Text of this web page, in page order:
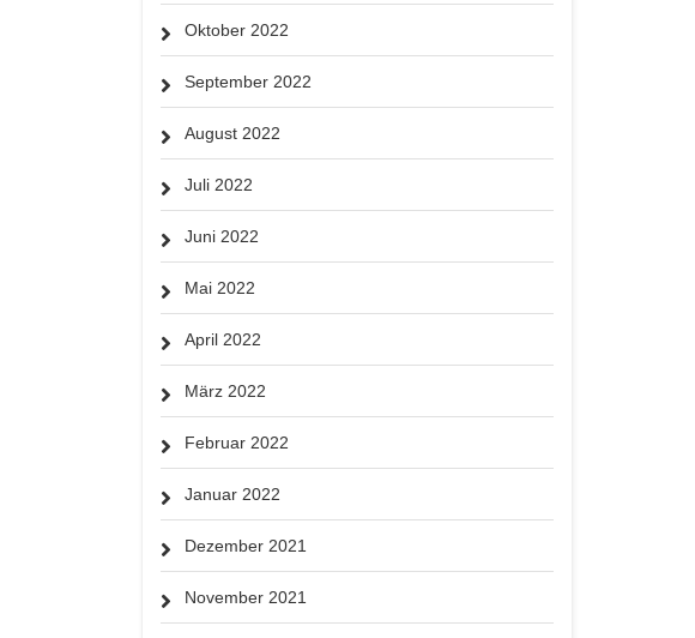
Oktober 2022
September 2022
August 2022
Juli 2022
Juni 2022
Mai 2022
April 2022
März 2022
Februar 2022
Januar 2022
Dezember 2021
November 2021